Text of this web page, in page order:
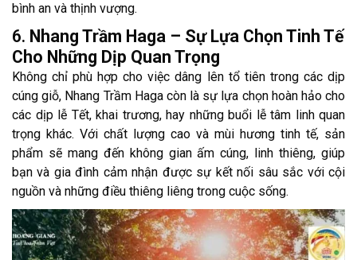
bình an và thịnh vượng.
6. Nhang Trầm Haga – Sự Lựa Chọn Tinh Tế
Cho Những Dịp Quan Trọng
Không chỉ phù hợp cho việc dâng lên tổ tiên trong các dịp
cúng giỗ, Nhang Trầm Haga còn là sự lựa chọn hoàn hảo cho
các dịp lễ Tết, khai trương, hay những buổi lễ tâm linh quan
trọng khác. Với chất lượng cao và mùi hương tinh tế, sản
phẩm sẽ mang đến không gian ấm cúng, linh thiêng, giúp
bạn và gia đình cảm nhận được sự kết nối sâu sắc với cội
nguồn và những điều thiêng liêng trong cuộc sống.